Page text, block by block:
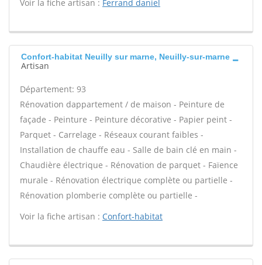
Voir la fiche artisan : Ferrand daniel
Confort-habitat Neuilly sur marne, Neuilly-sur-marne
Artisan
Département: 93
Rénovation dappartement / de maison - Peinture de
façade - Peinture - Peinture décorative - Papier peint -
Parquet - Carrelage - Réseaux courant faibles -
Installation de chauffe eau - Salle de bain clé en main -
Chaudière électrique - Rénovation de parquet - Faïence
murale - Rénovation électrique complète ou partielle -
Rénovation plomberie complète ou partielle -
Voir la fiche artisan : Confort-habitat